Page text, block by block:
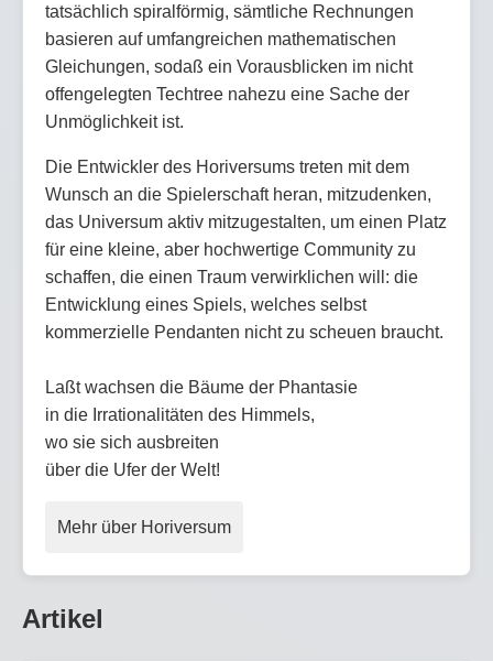
tatsächlich spiralförmig, sämtliche Rechnungen
basieren auf umfangreichen mathematischen
Gleichungen, sodaß ein Vorausblicken im nicht
offengelegten Techtree nahezu eine Sache der
Unmöglichkeit ist.
Die Entwickler des Horiversums treten mit dem
Wunsch an die Spielerschaft heran, mitzudenken,
das Universum aktiv mitzugestalten, um einen Platz
für eine kleine, aber hochwertige Community zu
schaffen, die einen Traum verwirklichen will: die
Entwicklung eines Spiels, welches selbst
kommerzielle Pendanten nicht zu scheuen braucht.
Laßt wachsen die Bäume der Phantasie
in die Irrationalitäten des Himmels,
wo sie sich ausbreiten
über die Ufer der Welt!
Mehr über Horiversum
Artikel